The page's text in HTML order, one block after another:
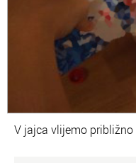
V jajca vlijemo približno